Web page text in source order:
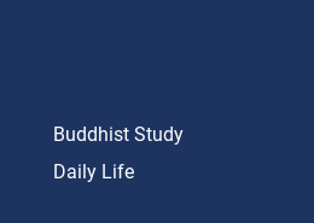
Buddhist Study
Daily Life